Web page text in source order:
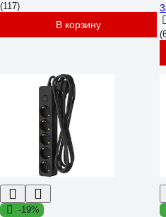
(117)
В корзину
-19%